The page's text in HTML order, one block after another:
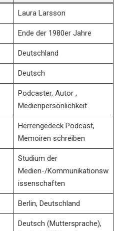
Laura Larsson
Ende der 1980er Jahre
Deutschland
Deutsch
Podcaster, Autor ,
Medienpersönlichkeit
Herrengedeck Podcast,
Memoiren schreiben
Studium der
Medien-/Kommunikationsw
issenschaften
Berlin, Deutschland
Deutsch (Muttersprache),